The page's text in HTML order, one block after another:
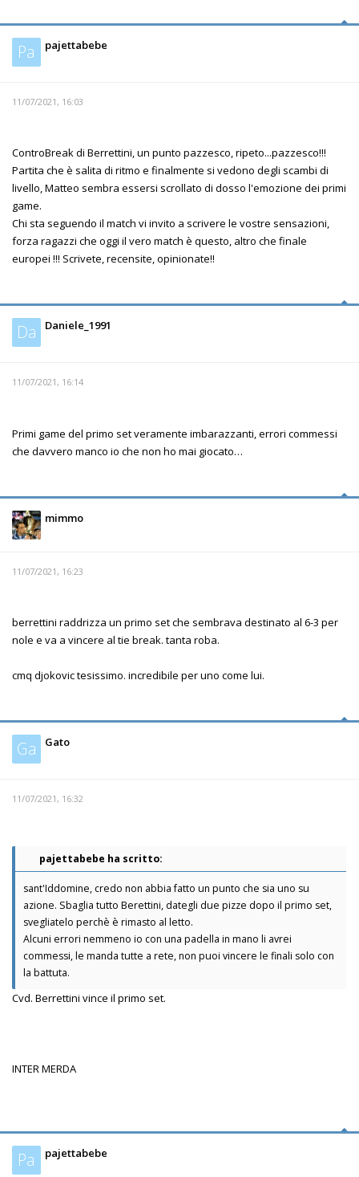
Pa pajettabebe
11/07/2021, 16:03
ControBreak di Berrettini, un punto pazzesco, ripeto...pazzesco!!!
Partita che è salita di ritmo e finalmente si vedono degli scambi di
livello, Matteo sembra essersi scrollato di dosso l'emozione dei primi
game.
Chi sta seguendo il match vi invito a scrivere le vostre sensazioni,
forza ragazzi che oggi il vero match è questo, altro che finale
europei !!! Scrivete, recensite, opinionate!!
Da Daniele_1991
11/07/2021, 16:14
Primi game del primo set veramente imbarazzanti, errori commessi
che davvero manco io che non ho mai giocato…
mimmo
11/07/2021, 16:23
berrettini raddrizza un primo set che sembrava destinato al 6-3 per
nole e va a vincere al tie break. tanta roba.
cmq djokovic tesissimo. incredibile per uno come lui.
Ga Gato
11/07/2021, 16:32
pajettabebe ha scritto:
sant'Iddomine, credo non abbia fatto un punto che sia uno su
azione. Sbaglia tutto Berettini, dategli due pizze dopo il primo set,
svegliatelo perchè è rimasto al letto.
Alcuni errori nemmeno io con una padella in mano li avrei
commessi, le manda tutte a rete, non puoi vincere le finali solo con
la battuta.
Cvd. Berrettini vince il primo set.
INTER MERDA
Pa pajettabebe